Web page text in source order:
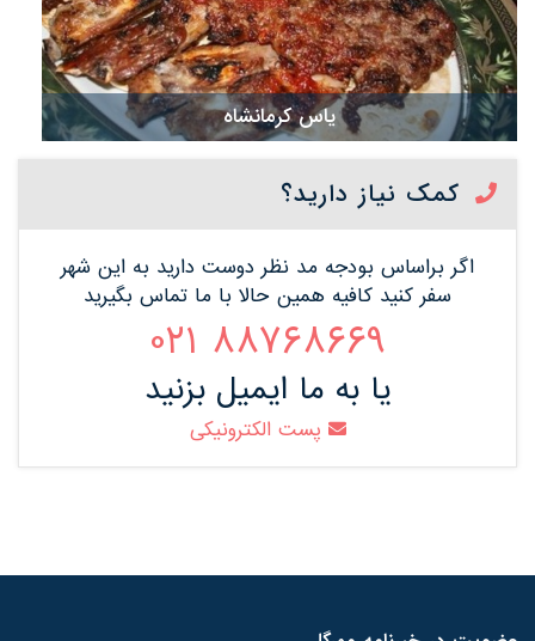
یاس کرمانشاه
کمک نیاز دارید؟
اگر براساس بودجه مد نظر دوست دارید به این شهر
سفر کنید کافیه همین حالا با ما تماس بگیرید
88768669 021
یا به ما ایمیل بزنید
پست الکترونیکی